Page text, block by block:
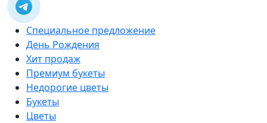
Специальное предложение
День Рождения
Хит продаж
Премиум букеты
Недорогие цветы
Букеты
Цветы